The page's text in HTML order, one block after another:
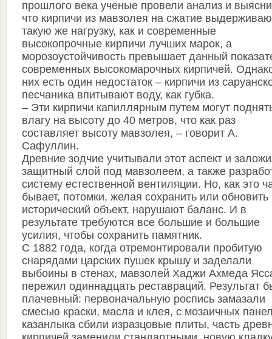
прошлого века ученые провели анализ и
что кирпичи из мавзолея на сжатие
такую же нагрузку, как и современные
высокопрочные кирпичи лучших марок, а
морозоустойчивость превышает данный
современных высокомарочных кирпичей.
них есть один недостаток – кирпичи из
песчаника впитывают воду, как губка.
– Эти кирпичи капиллярным путем могут
влагу на высоту до 40 метров, что как раз
составляет высоту мавзолея, – говорит А.
Сафуллин.
Древние зодчие учитывали этот аспект и
защитный слой под мавзолеем, а также
систему естественной вентиляции. Но, как это
бывает, потомки, желая сохранить или обновить
исторический объект, нарушают баланс. И в
результате требуются все большие и большие
усилия, чтобы сохранить памятник.
С 1882 года, когда отремонтировали пробитую
снарядами царских пушек крышу и заделали
выбоины в стенах, мавзолей Хаджи Ахмеда
пережил одиннадцать реставраций. Результат
плачевный: первоначальную роспись замазали
смесью краски, масла и клея, с мозаичных
казанлыка сбили изразцовые плиты, часть